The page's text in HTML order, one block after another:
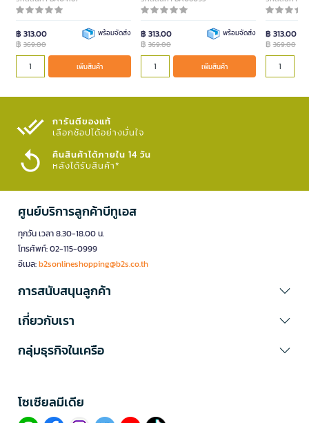
฿ 313.00
฿ 369.00
พร้อมจัดส่ง
เพิ่มสินค้า
฿ 313.00
฿ 369.00
พร้อมจัดส่ง
เพิ่มสินค้า
฿ 313.00
฿369.00
การันตีของแท้
เลือกช้อปได้อย่างมั่นใจ​
คืนสินค้าได้ภายใน 14 วัน
หลังได้รับสินค้า*
ศูนย์บริการลูกค้าบีทูเอส
ทุกวัน เวลา 8.30-18.00 น.
โทรศัพท์: 02-115-0999
อีเมล:b2sonlineshopping@b2s.co.th
การสนับสนุนลูกค้า
เกี่ยวกับเรา
กลุ่มธุรกิจในเครือ
โซเซียลมีเดีย​